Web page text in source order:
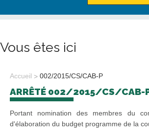
Vous êtes ici
Accueil 002/2015/CS/CAB-P
ARRÊTÉ 002/2015/CS/
Portant nomination des membres du
d'élaboration du budget programme de la